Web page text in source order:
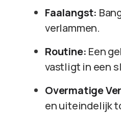
Faalangst:
verlammen.
Routine: Een
vastligt in een
Overmatige
en uiteindelijk